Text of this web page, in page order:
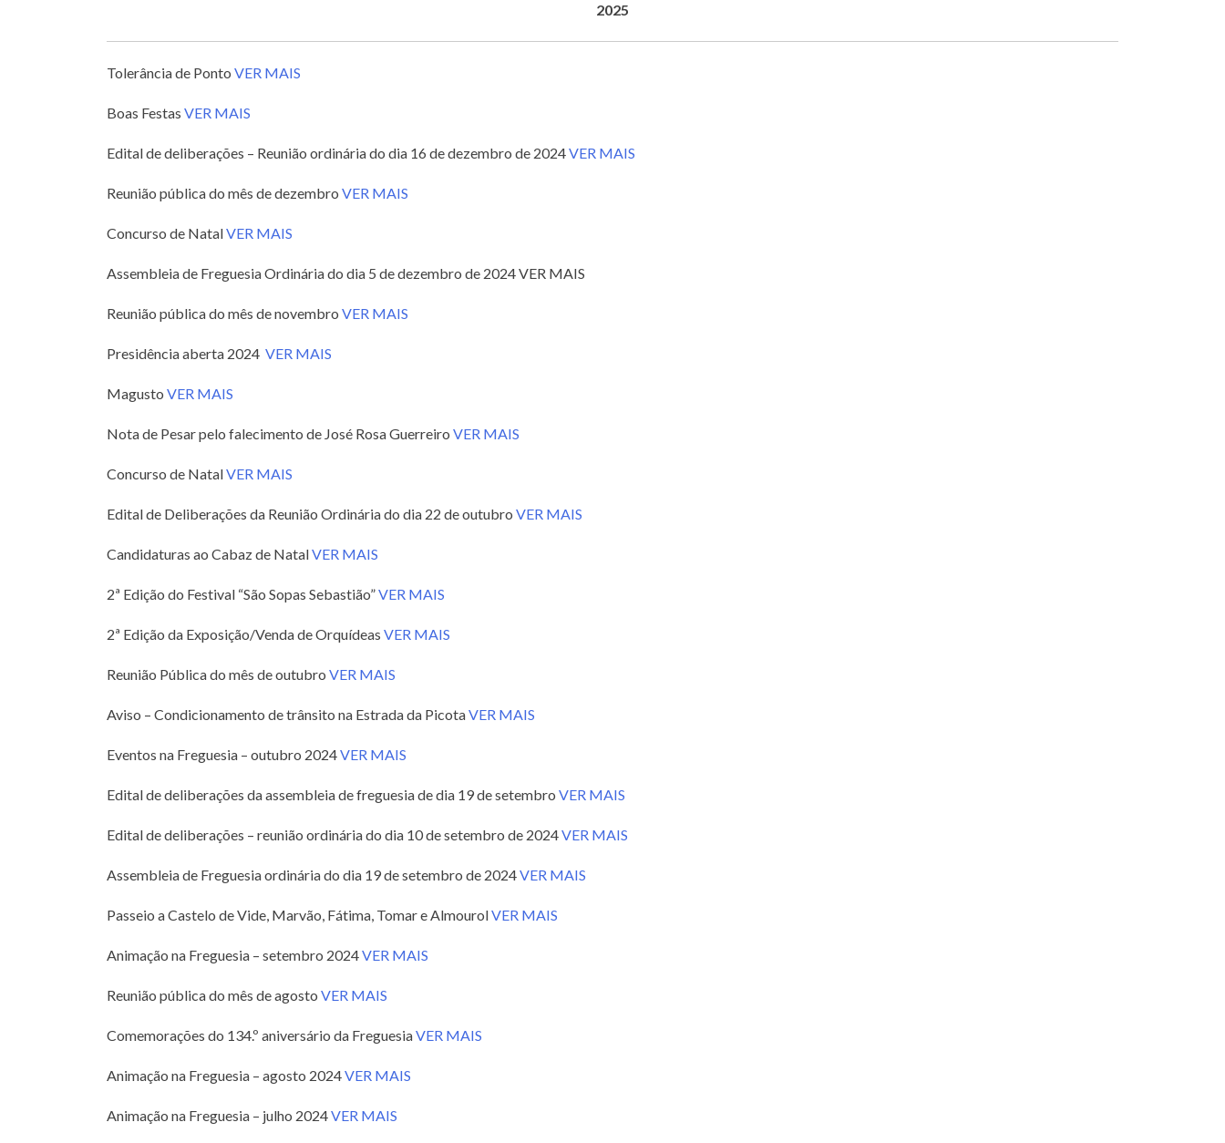
2025
Tolerância de Ponto VER MAIS
Boas Festas VER MAIS
Edital de deliberações – Reunião ordinária do dia 16 de dezembro de 2024VER MAIS
Reunião pública do mês de dezembro VER MAIS
Concurso de NatalVER MAIS
Assembleia de Freguesia Ordinária do dia 5 de dezembro de 2024 VER MAIS
Reunião pública do mês de novembro VER MAIS
Presidência aberta 2024 VER MAIS
Magusto VER MAIS
Nota de Pesar pelo falecimento de José Rosa Guerreiro VER MAIS
Concurso de NatalVER MAIS
Edital de Deliberações da Reunião Ordinária do dia 22 de outubro VER MAIS
Candidaturas ao Cabaz de NatalVER MAIS
2ª Edição do Festival “São Sopas Sebastião”VER MAIS
2ª Edição da Exposição/Venda de Orquídeas VER MAIS
Reunião Pública do mês de outubro VER MAIS
Aviso – Condicionamento de trânsito na Estrada da PicotaVER MAIS
Eventos na Freguesia – outubro 2024VER MAIS
Edital de deliberações da assembleia de freguesia de dia 19 de setembro VER MAIS
Edital de deliberações – reunião ordinária do dia 10 de setembro de 2024VER MAIS
Assembleia de Freguesia ordinária do dia 19 de setembro de 2024VER MAIS
Passeio a Castelo de Vide, Marvão, Fátima, Tomar e AlmourolVER MAIS
Animação na Freguesia – setembro 2024VER MAIS
Reunião pública do mês de agosto VER MAIS
Comemorações do 134.º aniversário da FreguesiaVER MAIS
Animação na Freguesia – agosto 2024VER MAIS
Animação na Freguesia – julho 2024VER MAIS